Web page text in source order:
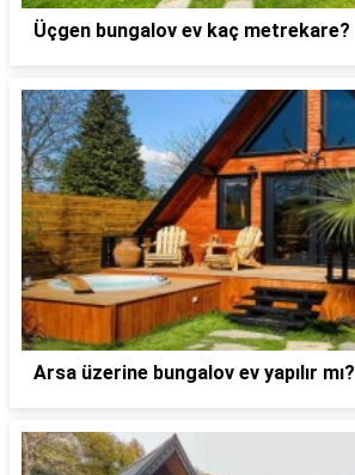
Üçgen bungalov ev kaç metrekare?
Arsa üzerine bungalov ev yapılır mı?